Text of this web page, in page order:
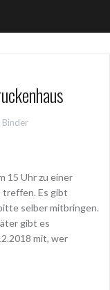
Binder
15 Uhr zu einer
treffen. Es gibt
selber mitbringen.
gibt es
mit, wer